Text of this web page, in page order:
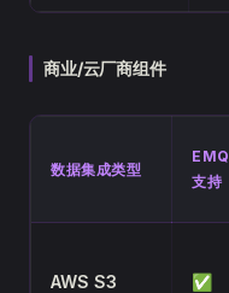
商业/云厂商组件
数据集成类型
支持
AWS S3 ✅